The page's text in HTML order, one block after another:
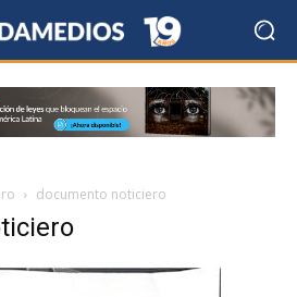
documento noticiero